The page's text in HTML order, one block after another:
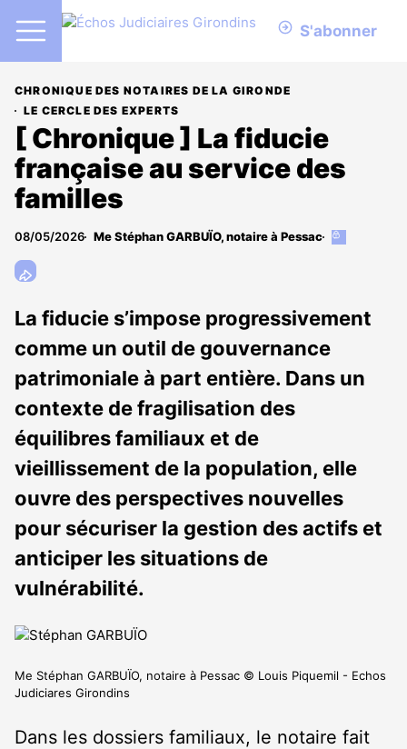
S'abonner
CHRONIQUE DES NOTAIRES DE LA GIRONDE
LE CERCLE DES EXPERTS
[ Chronique ] La fiducie
française au service des
familles
08/05/2026 Me Stéphan GARBUÏO, notaire à Pessac
Cet
abonnés
La fiducie s’impose progressivement
comme un outil de gouvernance
patrimoniale à part entière. Dans un
contexte de fragilisation des
équilibres familiaux et de
vieillissement de la population, elle
ouvre des perspectives nouvelles
pour sécuriser la gestion des actifs et
anticiper les situations de
vulnérabilité.
Me Stéphan GARBUÏO, notaire à Pessac © Louis Piquemil - Echos
Judiciares Girondins
Dans les dossiers familiaux, le notaire fait